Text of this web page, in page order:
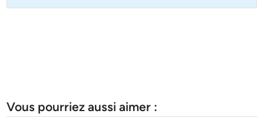
Vous pourriez aussi aimer :